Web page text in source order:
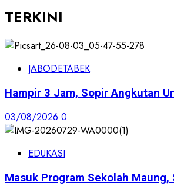
TERKINI
JABODETABEK
Hampir 3 Jam, Sopir Angkutan
03/08/2026 0
EDUKASI
Masuk Program Sekolah Maung,